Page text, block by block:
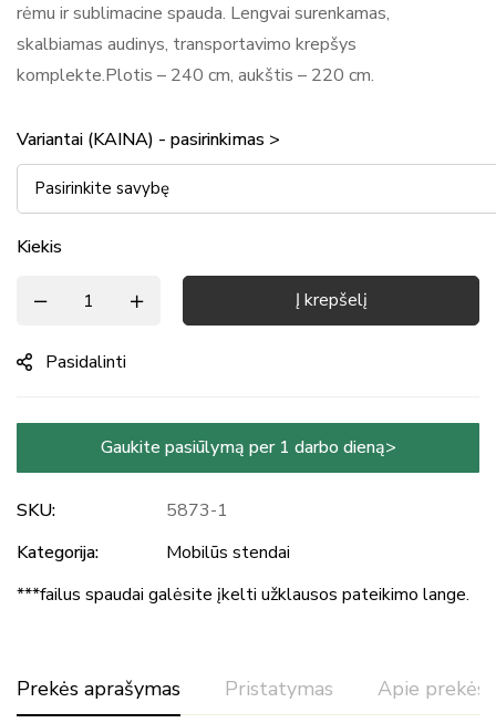
rėmu ir sublimacine spauda. Lengvai surenkamas,
skalbiamas audinys, transportavimo krepšys
komplekte.Plotis – 240 cm, aukštis – 220 cm.
Variantai (KAINA) - pasirinkimas >
Kiekis
Į krepšelį
Pasidalinti
Gaukite pasiūlymą per 1 darbo dieną>
SKU:
5873-1
Kategorija:
Mobilūs stendai
***failus spaudai galėsite įkelti užklausos pateikimo lange.
Prekės aprašymas Pristatymas Apie prekės